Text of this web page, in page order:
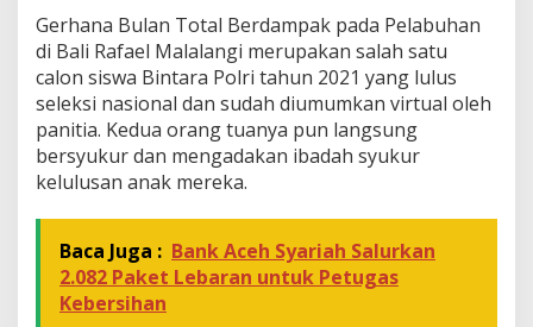
Gerhana Bulan Total Berdampak pada Pelabuhan
di Bali Rafael Malalangi merupakan salah satu
calon siswa Bintara Polri tahun 2021 yang lulus
seleksi nasional dan sudah diumumkan virtual oleh
panitia. Kedua orang tuanya pun langsung
bersyukur dan mengadakan ibadah syukur
kelulusan anak mereka.
Baca Juga : Bank Aceh Syariah Salurkan
2.082 Paket Lebaran untuk Petugas
Kebersihan